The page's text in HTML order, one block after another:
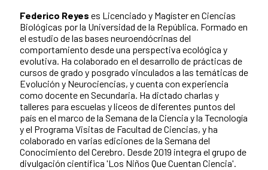
Federico Reyes es Licenciado y Magíster en Ciencias
Biológicas por la Universidad de la República. Formado en
el estudio de las bases neuroendócrinas del
comportamiento desde una perspectiva ecológica y
evolutiva. Ha colaborado en el desarrollo de prácticas de
cursos de grado y posgrado vinculados a las temáticas de
Evolución y Neurociencias, y cuenta con experiencia
como docente en Secundaria. Ha dictado charlas y
talleres para escuelas y liceos de diferentes puntos del
país en el marco de la Semana de la Ciencia y la Tecnología
y el Programa Visitas de Facultad de Ciencias, y ha
colaborado en varias ediciones de la Semana del
Conocimiento del Cerebro. Desde 2019 integra el grupo de
divulgación científica 'Los Niños Que Cuentan Ciencia'.